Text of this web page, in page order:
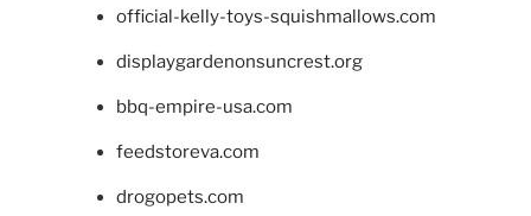
official-kelly-toys-squishmallows.com
displaygardenonsuncrest.org
bbq-empire-usa.com
feedstoreva.com
drogopets.com